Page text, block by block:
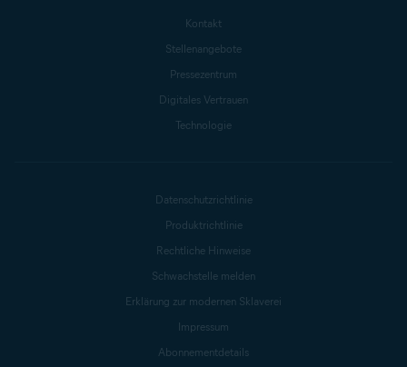
Kontakt
Stellenangebote
Pressezentrum
Digitales Vertrauen
Technologie
Datenschutzrichtlinie
Produktrichtlinie
Rechtliche Hinweise
Schwachstelle melden
Erklärung zur modernen Sklaverei
Impressum
Abonnementdetails